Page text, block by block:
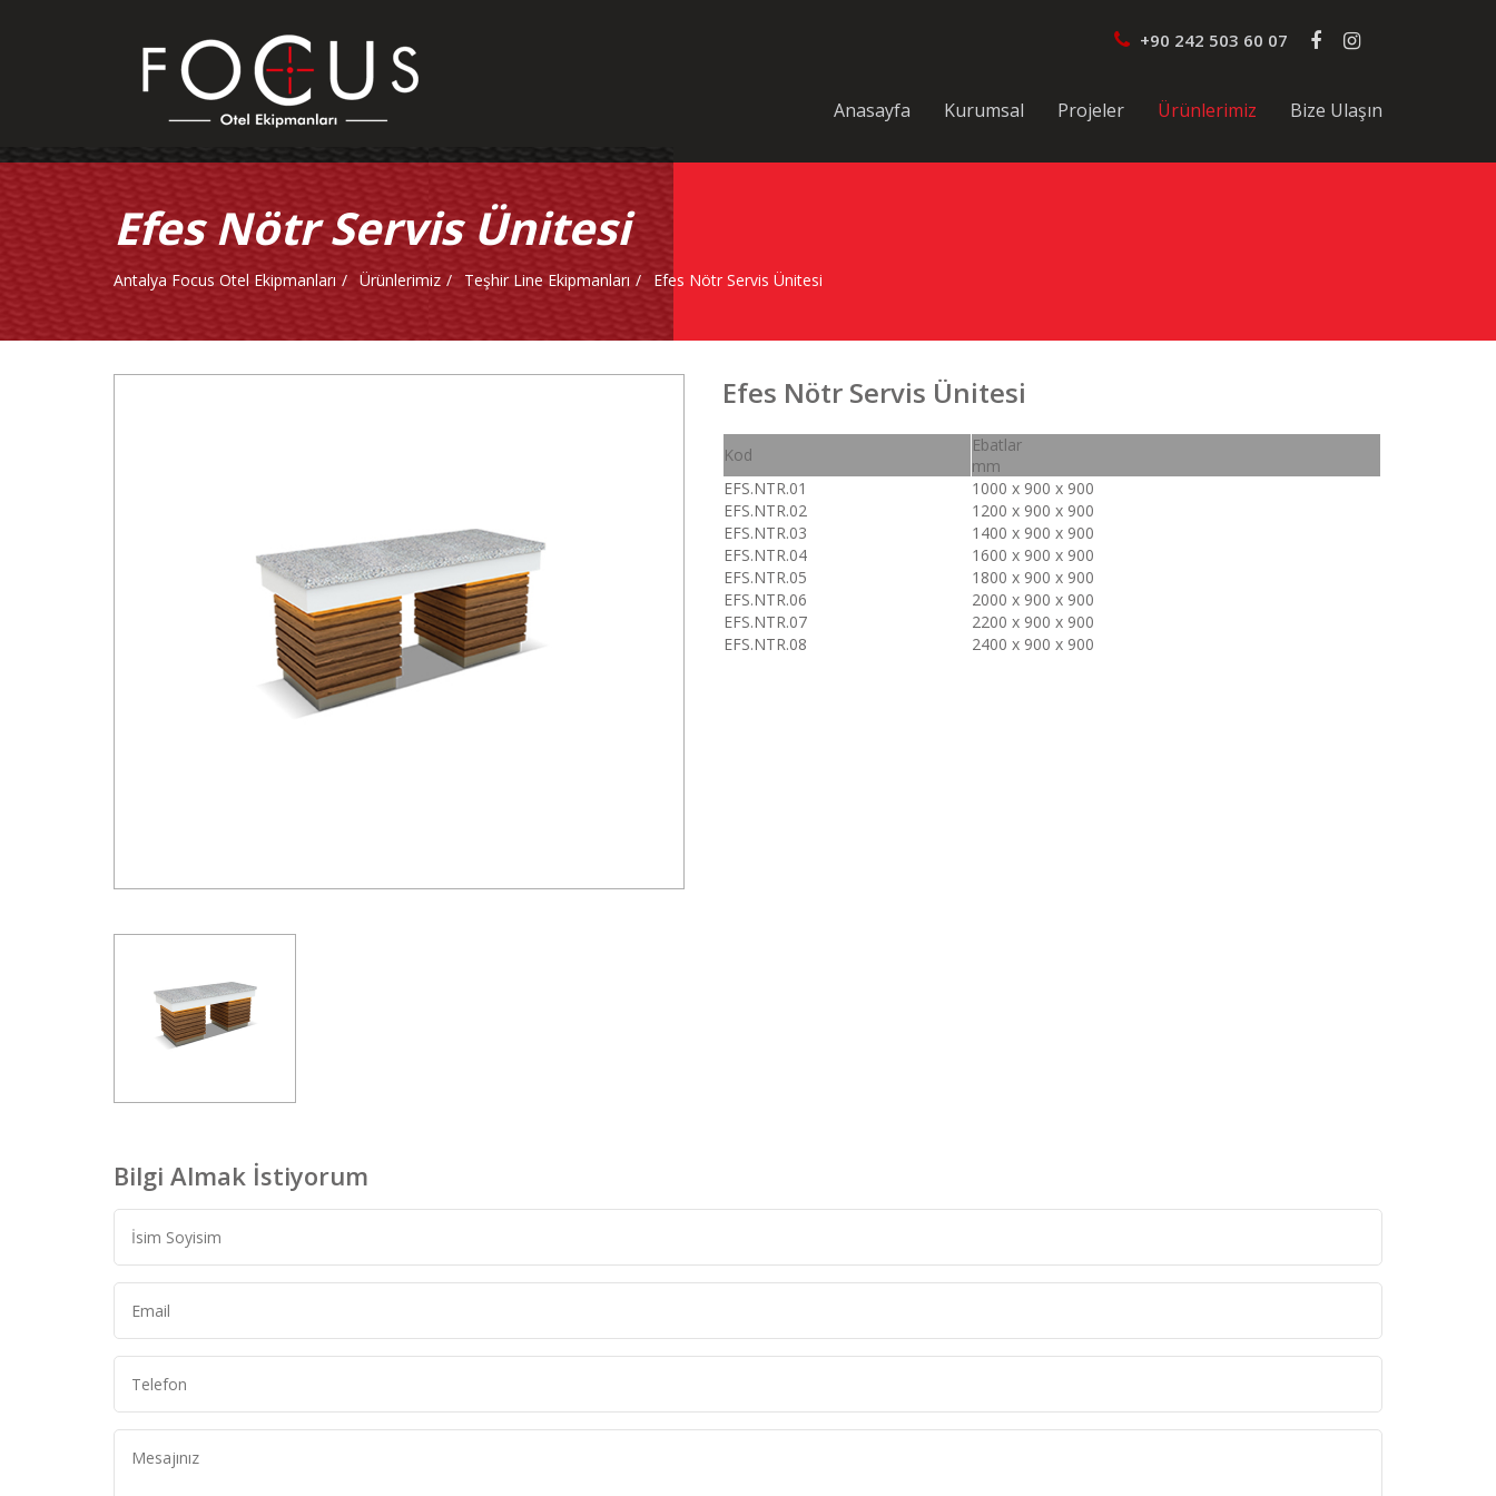
+90 242 503 60 07
Anasayfa Kurumsal Projeler Ürünlerimiz Bize Ulaşın
Efes Nötr Servis Ünitesi
Antalya Focus Otel Ekipmanları Ürünlerimiz Teşhir Line Ekipmanları Efes Nötr Servis Ünitesi
Efes Nötr Servis Ünitesi
Kod
Ebatlar
mm
EFS.NTR.01
1000 x 900 x 900
EFS.NTR.02
1200 x 900 x 900
EFS.NTR.03
1400 x 900 x 900
EFS.NTR.04
1600 x 900 x 900
EFS.NTR.05
1800 x 900 x 900
EFS.NTR.06
2000 x 900 x 900
EFS.NTR.07
2200 x 900 x 900
EFS.NTR.08
2400 x 900 x 900
Bilgi Almak İstiyorum